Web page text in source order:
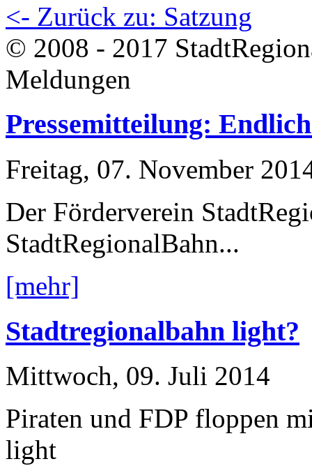
<- Zurück zu: Satzung
© 2008 - 2017
Meldungen
Pressemitteilung:
Freitag, 07. November
Der Förderverein
StadtRegionalBahn...
[mehr]
Stadtregionalbahn light?
Mittwoch, 09. Juli 2014
Piraten und FDP floppen
light